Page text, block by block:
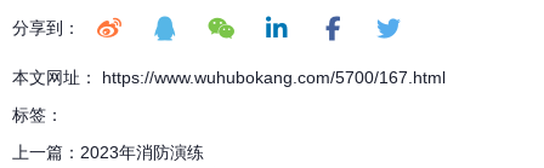
分享到：
本文网址： https://www.wuhubokang.com/5700/167.html
标签：
上一篇： 2023年消防演练